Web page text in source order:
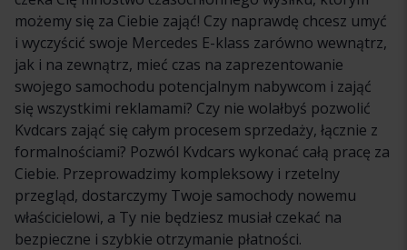
możemy się za Ciebie zająć! Czy naprawdę chcesz umyć
i wyczyścić swoje Mercedes E-klass zarówno wewnątrz,
jak i na zewnątrz, mieć czas na zaprezentowanie
swojego samochodu potencjalnym nabywcom i zająć
się wszystkimi reklamami? Czy nie wolałbyś pozwolić
Kvdcars zająć się całym procesem sprzedaży, łącznie z
formalnościami? Pozwól Kvdcars wykonać całą pracę za
Ciebie. Przeprowadzimy kompleksowy i rzetelny
przegląd, dostarczymy Twoje samochody nowemu
właścicielowi, a Ty nie będziesz musiał czekać na
bezpieczne i szybkie otrzymanie płatności.